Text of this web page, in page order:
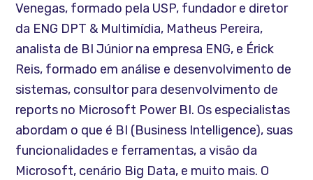
Venegas, formado pela USP, fundador e diretor
da ENG DPT & Multimídia, Matheus Pereira,
analista de BI Júnior na empresa ENG, e Érick
Reis, formado em análise e desenvolvimento de
sistemas, consultor para desenvolvimento de
reports no Microsoft Power BI. Os especialistas
abordam o que é BI (Business Intelligence), suas
funcionalidades e ferramentas, a visão da
Microsoft, cenário Big Data, e muito mais. O